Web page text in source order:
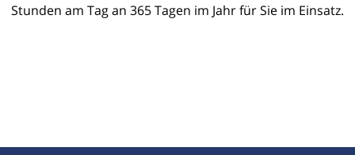
Stunden am Tag an 365 Tagen im Jahr für Sie im Einsatz.